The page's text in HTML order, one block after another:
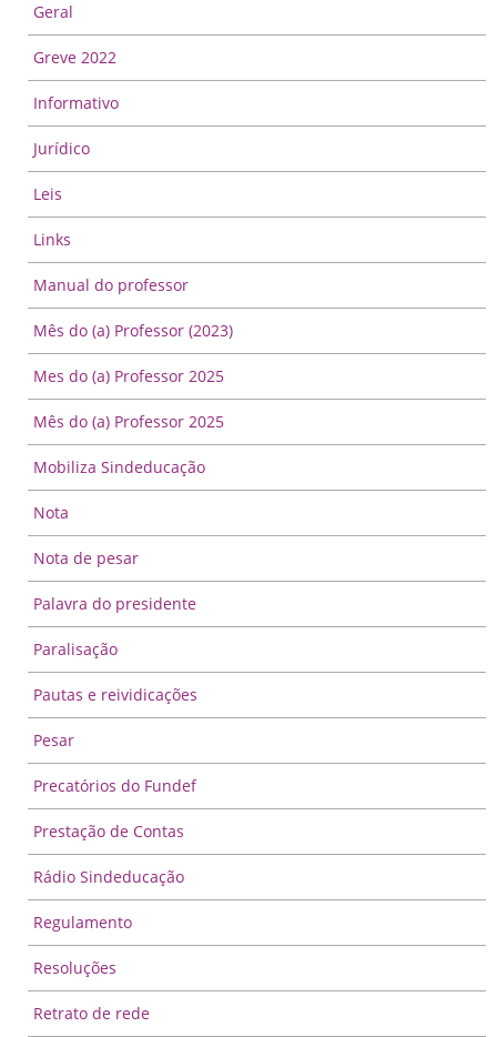
Geral
Greve 2022
Informativo
Jurídico
Leis
Links
Manual do professor
Mês do (a) Professor (2023)
Mes do (a) Professor 2025
Mês do (a) Professor 2025
Mobiliza Sindeducação
Nota
Nota de pesar
Palavra do presidente
Paralisação
Pautas e reividicações
Pesar
Precatórios do Fundef
Prestação de Contas
Rádio Sindeducação
Regulamento
Resoluções
Retrato de rede